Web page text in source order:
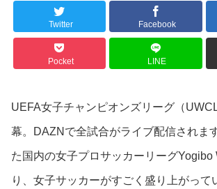
Twitter Facebook
Pocket LINE
UEFA女子チャンピオンズリーグ（
幕。DAZNで全試合がライブ配信されま
た国内の女子プロサッカーリーグYogibo
り、女子サッカーがすごく盛り上がって